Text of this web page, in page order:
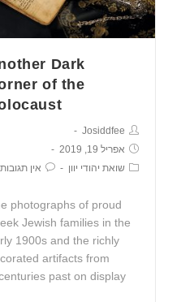
Dark
of the
Josiddfee
אפריל 19, 2019
שואת יהודי יוון
אין תגובות
photographs of proud
Jewish families in the
1900s and the richly
artifacts from
past on display…